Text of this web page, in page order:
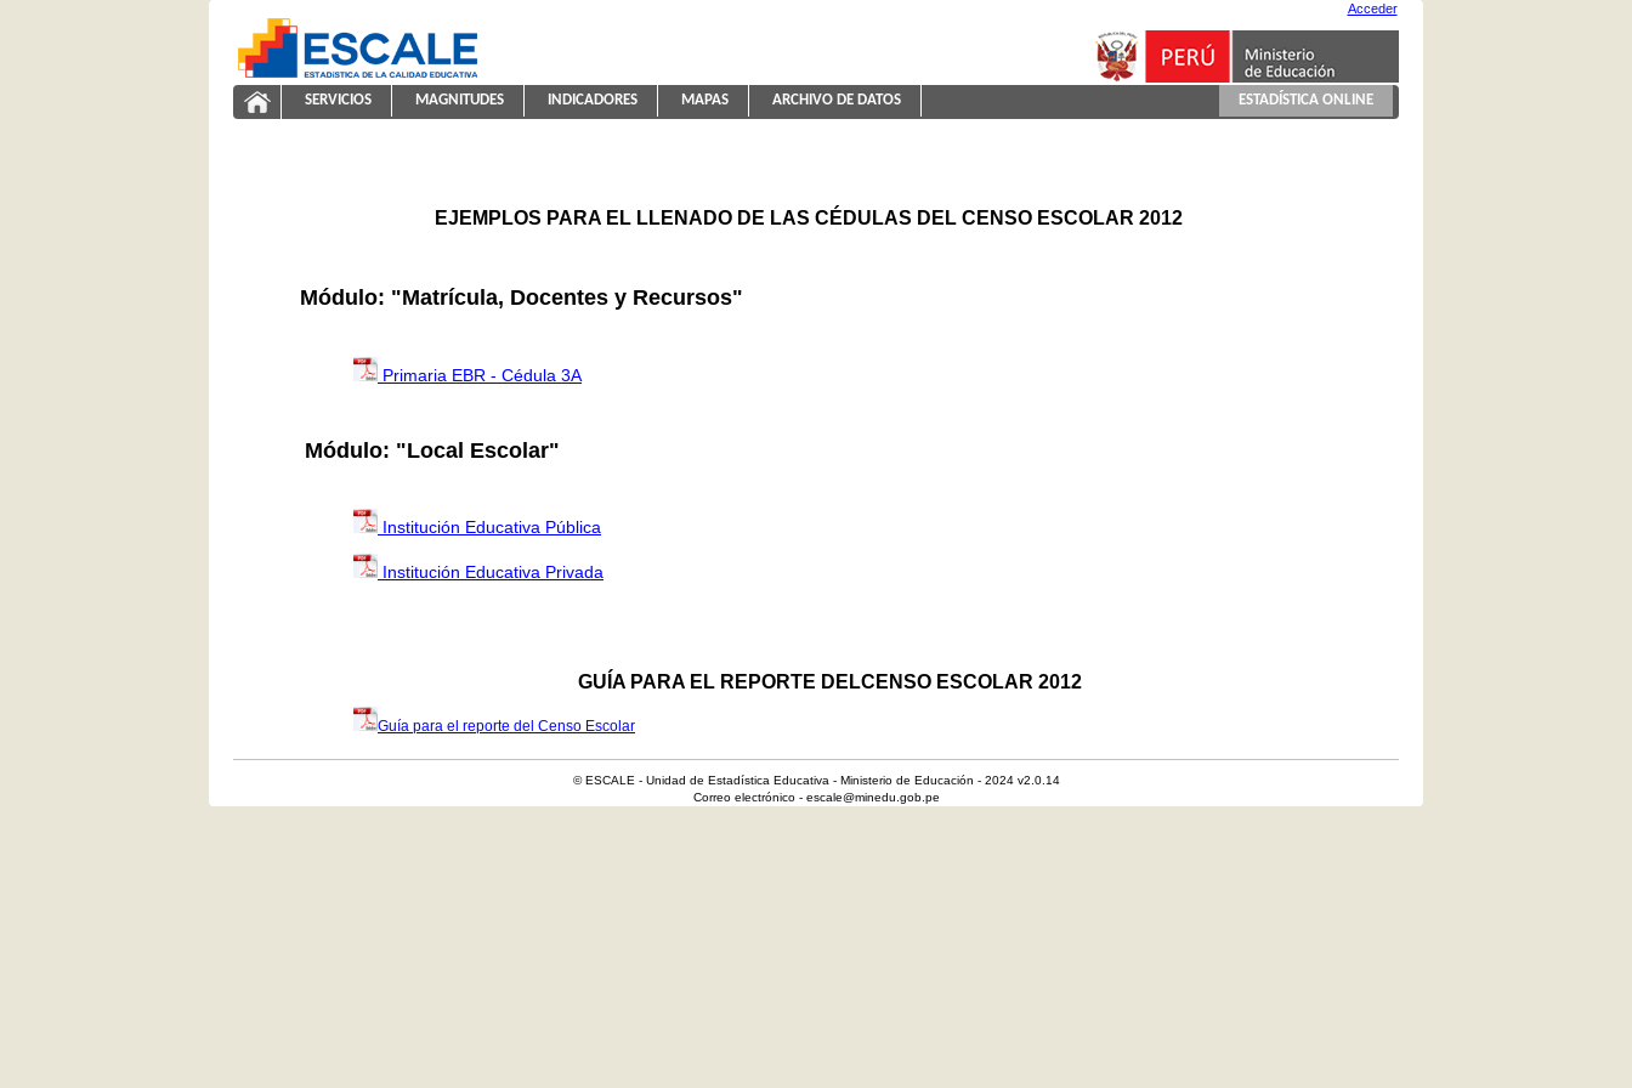
ESCALE - Unidad de Estadística Educativa
ayuda2011
Acceder
NAVEGACIÓN
SERVICIOS MAGNITUDES INDICADORES MAPAS ARCHIVO DE DATOS ESTADÍSTICA ONLINE
EJEMPLOS PARA EL LLENADO DE LAS CÉDULAS DEL CENSO ESCOLAR 2012
Módulo: "Matrícula, Docentes y Recursos"
Primaria EBR - Cédula 3A
Módulo: "Local Escolar"
Institución Educativa Pública
Institución Educativa Privada
GUÍA PARA EL REPORTE DELCENSO ESCOLAR 2012
Guía para el reporte del Censo Escolar
© ESCALE - Unidad de Estadística Educativa - Ministerio de Educación - 2024 v2.0.14
Correo electrónico - escale@minedu.gob.pe